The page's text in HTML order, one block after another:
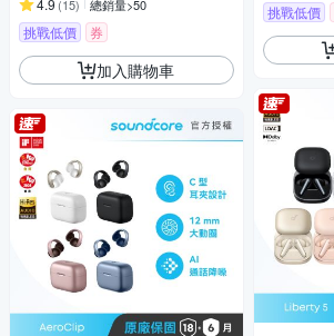
4.9 (15) 總銷量>50
挑戰低價 券
加入購物車
挑戰低價